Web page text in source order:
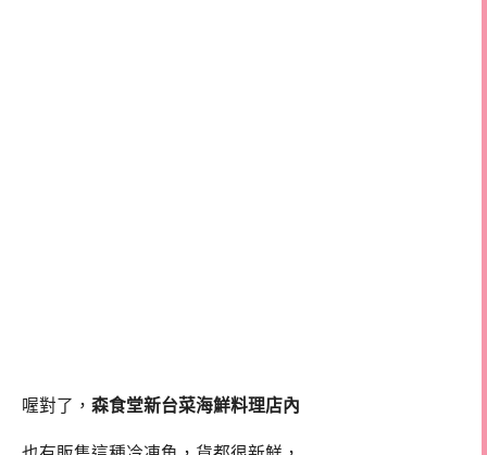
喔對了， 森食堂新台菜海鮮料理店內